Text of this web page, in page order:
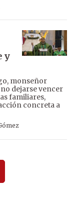
y
monseñor
dejarse vencer
familiares,
concreta a